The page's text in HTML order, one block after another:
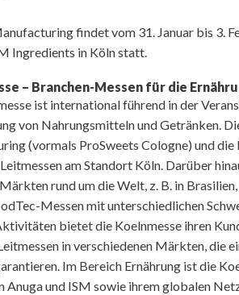
findet vom 31. Januar bis 3.
Ingredients in Köln statt.
– Branchen-Messen für die
ist international führend in der
von Nahrungsmitteln und Getränken.
(vormals ProSweets Cologne) und
am Standort Köln. Darüber
rund um die Welt, z. B. in
Messen mit unterschiedlichen
bietet die Koelnmesse ihren
in verschiedenen Märkten, die
Im Bereich Ernährung ist die
Anuga und ISM sowie ihrem globalen